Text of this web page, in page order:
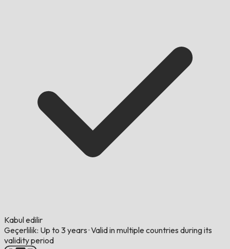
Kabul edilir
Geçerlilik: Up to 3 years ·Valid in multiple countries during its
validity period